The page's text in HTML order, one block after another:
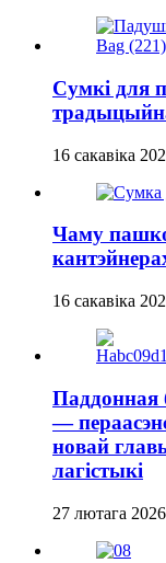
Сумкі для
16 сакавіка
Чаму
16 сакавіка
Паддонная
—
новай
лагістыкі
27 лютага 2026